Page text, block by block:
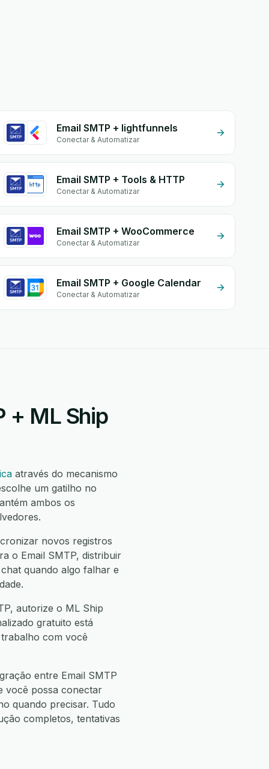
Email SMTP + lightfunnels
Conectar & Automatizar
Email SMTP + Tools & HTTP
Conectar & Automatizar
Email SMTP + WooCommerce
Conectar & Automatizar
Email SMTP + Google Calendar
Conectar & Automatizar
+ ML Ship
através do mecanismo
um gatilho no
ambos os
novos registros
o Email SMTP, distribuir
quando algo falhar e
autorize o ML Ship
gratuito está
com você
entre Email SMTP
você possa conectar
quando precisar. Tudo
completos, tentativas